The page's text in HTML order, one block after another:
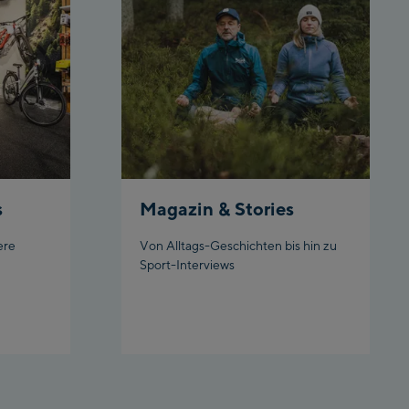
station
Ahornbahn Talstation
/Valley station
Fuegen:
Spieljochbahn
Talstation /Valley
Bergstation / Top
Magazin & Stories
Von Alltags-Geschichten bis hin zu
Sport-Interviews